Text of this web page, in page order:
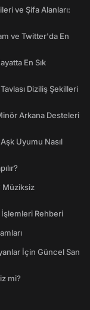
ve Şifa Alanları:
ve Twitter'da En
En Sık
Diziliş Şekilleri
Arkana Desteleri
Uyumu Nasıl
Müziksiz
İşlemleri Rehberi
İçin Güncel San
mi?